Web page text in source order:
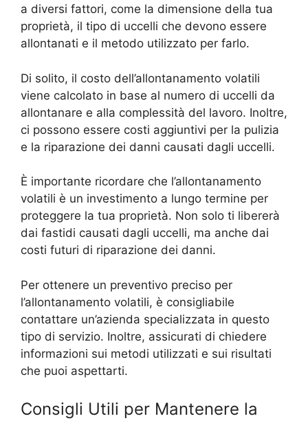
a diversi fattori, come la dimensione della tua
proprietà, il tipo di uccelli che devono essere
allontanati e il metodo utilizzato per farlo.
Di solito, il costo dell’allontanamento volatili
viene calcolato in base al numero di uccelli da
allontanare e alla complessità del lavoro. Inoltre,
ci possono essere costi aggiuntivi per la pulizia
e la riparazione dei danni causati dagli uccelli.
È importante ricordare che l’allontanamento
volatili è un investimento a lungo termine per
proteggere la tua proprietà. Non solo ti libererà
dai fastidi causati dagli uccelli, ma anche dai
costi futuri di riparazione dei danni.
Per ottenere un preventivo preciso per
l’allontanamento volatili, è consigliabile
contattare un’azienda specializzata in questo
tipo di servizio. Inoltre, assicurati di chiedere
informazioni sui metodi utilizzati e sui risultati
che puoi aspettarti.
Consigli Utili per Mantenere la